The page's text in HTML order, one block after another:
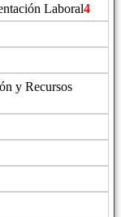
Laboral4
y Recursos